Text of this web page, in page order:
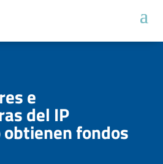
e
del IP
fondos